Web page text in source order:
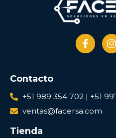
Contacto
+51 989 354 702 | +51
ventas@facersa.com
Tienda